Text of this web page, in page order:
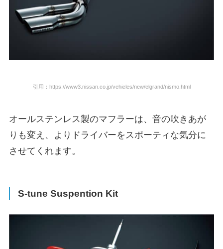
引用：https://www3.nissan.co.jp/vehicles/new/elgrand/nismo.html
オールステンレス製のマフラーは、音の吹きあが
りも変え、よりドライバーをスポーティな気分に
させてくれます。
S-tune Suspention Kit